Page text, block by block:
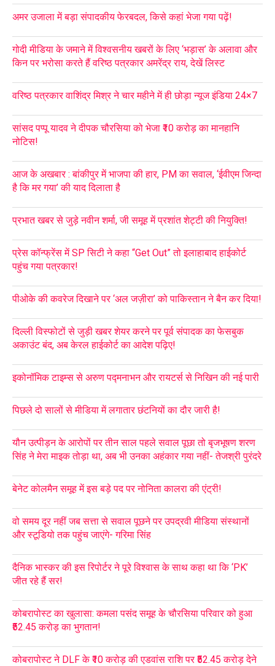
अमर उजाला में बड़ा संपादकीय फेरबदल, किसे कहां भेजा गया पढ़ें!
गोदी मीडिया के जमाने में विश्वसनीय खबरों के लिए ‘भड़ास’ के अलावा और
किन पर भरोसा करते हैं वरिष्ठ पत्रकार अमरेंद्र राय, देखें लिस्ट
वरिष्ठ पत्रकार वाशिंद्र मिश्र ने चार महीने में ही छोड़ा न्यूज इंडिया 24×7
सांसद पप्पू यादव ने दीपक चौरसिया को भेजा ₹10 करोड़ का मानहानि
नोटिस!
आज के अखबार : बांकीपुर में भाजपा की हार, PM का सवाल, ‘ईवीएम जिन्दा
है कि मर गया’ की याद दिलाता है
प्रभात खबर से जुड़े नवीन शर्मा, जी समूह में प्रशांत शेट्टी की नियुक्ति!
प्रेस कॉन्फ्रेंस में SP सिटी ने कहा “Get Out” तो इलाहाबाद हाईकोर्ट
पहुंच गया पत्रकार!
पीओके की कवरेज दिखाने पर ‘अल जज़ीरा’ को पाकिस्तान ने बैन कर दिया!
दिल्ली विस्फोटों से जुड़ी खबर शेयर करने पर पूर्व संपादक का फेसबुक
अकाउंट बंद, अब केरल हाईकोर्ट का आदेश पढ़िए!
इकोनॉमिक टाइम्स से अरुण पद्मनाभन और रायटर्स से निखिन की नई पारी
पिछले दो सालों से मीडिया में लगातार छंटनियों का दौर जारी है!
यौन उत्पीड़न के आरोपों पर तीन साल पहले सवाल पूछा तो बृजभूषण शरण
सिंह ने मेरा माइक तोड़ा था, अब भी उनका अहंकार गया नहीं- तेजश्री पुरंदरे
बेनेट कोलमैन समूह में इस बड़े पद पर नोनिता कालरा की एंट्री!
वो समय दूर नहीं जब सत्ता से सवाल पूछने पर उपद्रवी मीडिया संस्थानों
और स्टूडियो तक पहुंच जाएंगे- गरिमा सिंह
दैनिक भास्कर की इस रिपोर्टर ने पूरे विश्वास के साथ कहा था कि ‘PK’
जीत रहे हैं सर!
कोबरापोस्ट का खुलासा: कमला पसंद समूह के चौरसिया परिवार को हुआ
₹52.45 करोड़ का भुगतान!
कोबरापोस्ट ने DLF के ₹10 करोड़ की एडवांस राशि पर ₹52.45 करोड़ देने